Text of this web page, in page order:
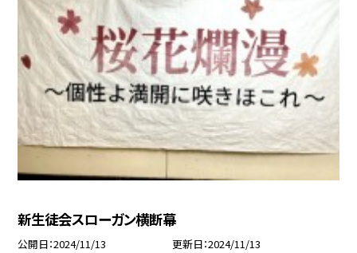
新生徒会スローガン横断幕
公開日 2024/11/13 更新日 2024/11/13